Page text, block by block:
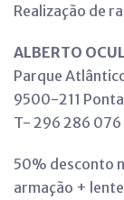
Realização de
ALBERTO
Parque
9500-211
T- 296 286 076
50% desconto
armação +